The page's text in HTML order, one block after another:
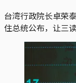
台湾行政院长卓荣
住总统公布，让三